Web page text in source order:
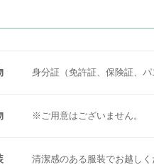
身分証（免許証、保険証、パ
※ご用意はございません。
清潔感のある服装でお越しく